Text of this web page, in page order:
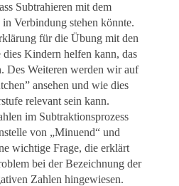
Subtrahieren mit dem
Verbindung stehen könnte.
für die Übung mit den
Kindern helfen kann, das
Des Weiteren werden wir auf
ansehen und wie dies
relevant sein kann.
im Subtraktionsprozess
von „Minuend“ und
wichtige Frage, die erklärt
bei der Bezeichnung der
Zahlen hingewiesen.